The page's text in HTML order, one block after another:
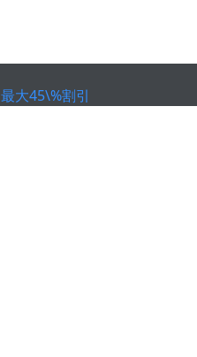
最大45\%割引